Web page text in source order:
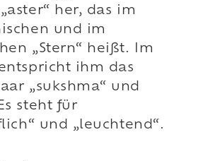
her, das im
und im
„Stern“ heißt. Im
ihm das
„sukshma“ und
steht für
und „leuchtend“.